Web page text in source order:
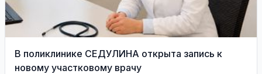
В поликлинике СЕДУЛИНА открыта запись к
новому участковому врачу